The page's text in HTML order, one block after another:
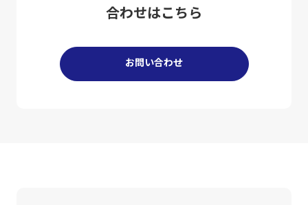
合わせはこちら
お問い合わせ